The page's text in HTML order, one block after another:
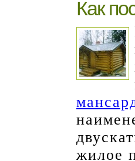
Как
жилое